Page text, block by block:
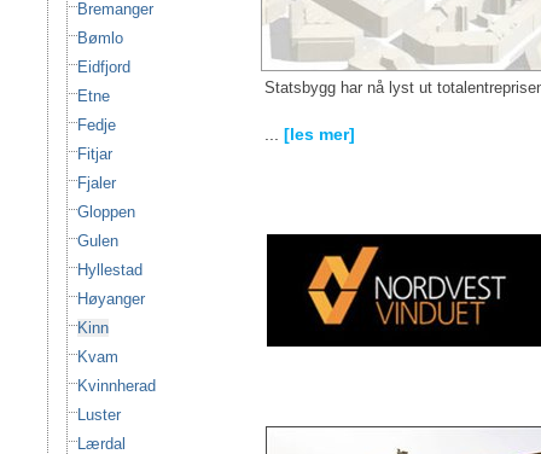
Bremanger
Bømlo
Eidfjord
Etne
Fedje
Fitjar
Fjaler
Gloppen
Gulen
Hyllestad
Høyanger
Kinn
Kvam
Kvinnherad
Luster
Lærdal
Statsbygg har nå lyst ut
[les mer]